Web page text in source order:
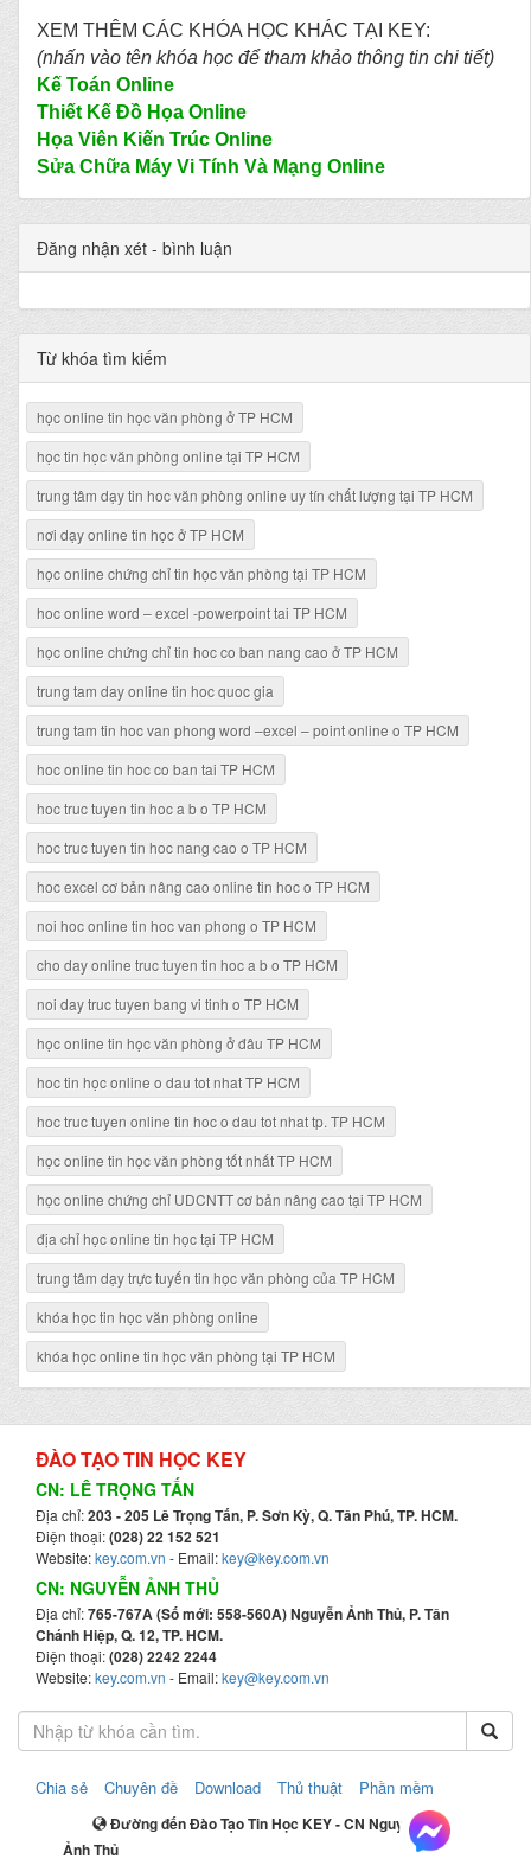
XEM THÊM CÁC KHÓA HỌC KHÁC TẠI KEY:
(nhấn vào tên khóa học để tham khảo thông tin chi tiết)
Kế Toán Online
Thiết Kế Đồ Họa Online
Họa Viên Kiến Trúc Online
Sửa Chữa Máy Vi Tính Và Mạng Online
Đăng nhận xét - bình luận
Từ khóa tìm kiếm
học online tin học văn phòng ở TP HCM
học tin học văn phòng online tại TP HCM
trung tâm dạy tin hoc văn phòng online uy tín chất lượng tại TP HCM
nơi dạy online tin học ở TP HCM
học online chứng chỉ tin học văn phòng tại TP HCM
hoc online word – excel -powerpoint tai TP HCM
học online chứng chỉ tin hoc co ban nang cao ở TP HCM
trung tam day online tin hoc quoc gia
trung tam tin hoc van phong word –excel – point online o TP HCM
hoc online tin hoc co ban tai TP HCM
hoc truc tuyen tin hoc a b o TP HCM
hoc truc tuyen tin hoc nang cao o TP HCM
hoc excel cơ bản nâng cao online tin hoc o TP HCM
noi hoc online tin hoc van phong o TP HCM
cho day online truc tuyen tin hoc a b o TP HCM
noi day truc tuyen bang vi tinh o TP HCM
học online tin học văn phòng ở đâu TP HCM
hoc tin học online o dau tot nhat TP HCM
hoc truc tuyen online tin hoc o dau tot nhat tp. TP HCM
học online tin học văn phòng tốt nhất TP HCM
học online chứng chỉ UDCNTT cơ bản nâng cao tại TP HCM
địa chỉ học online tin học tại TP HCM
trung tâm dạy trực tuyến tin học văn phòng của TP HCM
khóa học tin học văn phòng online
khóa học online tin học văn phòng tại TP HCM
ĐÀO TẠO TIN HỌC KEY
CN: LÊ TRỌNG TẤN
Địa chỉ:203 - 205 Lê Trọng Tấn, P. Sơn Kỳ, Q. Tân Phú, TP. HCM.
Điện thoại:(028) 22 152 521
Website:key.com.vn - Email:key@key.com.vn
CN: NGUYỄN ẢNH THỦ
Địa chỉ:765-767A (Số mới: 558-560A) Nguyễn Ảnh Thủ, P. Tân
Chánh Hiệp, Q. 12, TP. HCM.
Điện thoại:(028) 2242 2244
Website:key.com.vn - Email:key@key.com.vn
Chia sẻ Chuyên đề Download Thủ thuật Phần mềm
Đường đến Đào Tạo Tin Học KEY - CN Nguyễn
Ảnh Thủ